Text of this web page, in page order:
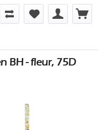
BH - fleur, 75D